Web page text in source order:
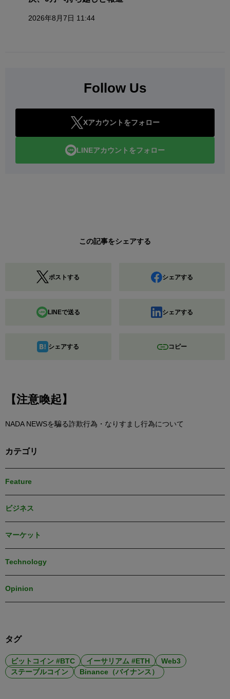
2026年8月7日 11:44
Follow Us
Xアカウントをフォロー
LINEアカウントをフォロー
この記事をシェアする
ポストする シェアする
LINEで送る シェアする
シェアする コピー
【注意喚起】
NADA NEWSを騙る詐欺行為・なりすまし行為について
カテゴリ
Feature
ビジネス
マーケット
Technology
Opinion
タグ
ビットコイン #BTC イーサリアム #ETH
Web3
ステーブルコイン
Binance（バイナンス）